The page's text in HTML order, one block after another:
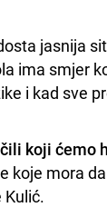
jasnija
ima smjer
i kad sve
koji ćemo
koje mora
Kulić.